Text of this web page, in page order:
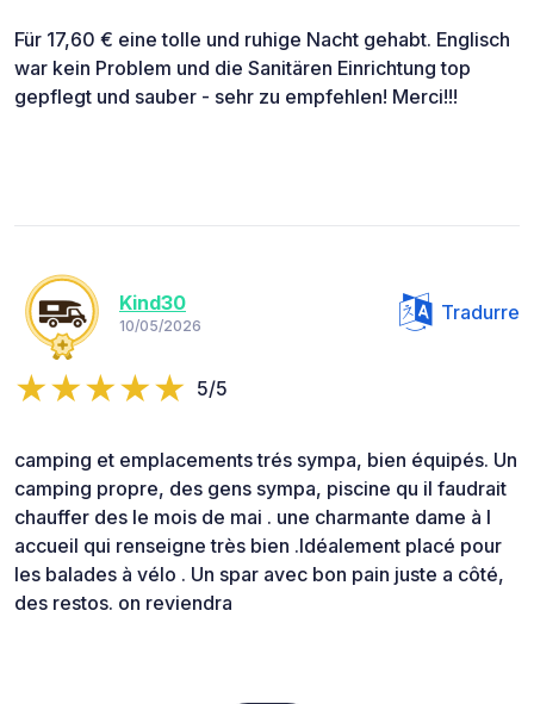
Für 17,60 € eine tolle und ruhige Nacht gehabt. Englisch
war kein Problem und die Sanitären Einrichtung top
gepflegt und sauber - sehr zu empfehlen! Merci!!!
Kind30
10/05/2026
Tradurre
5/5
camping et emplacements trés sympa, bien équipés. Un
camping propre, des gens sympa, piscine qu il faudrait
chauffer des le mois de mai . une charmante dame à l
accueil qui renseigne très bien .Idéalement placé pour
les balades à vélo . Un spar avec bon pain juste a côté,
des restos. on reviendra